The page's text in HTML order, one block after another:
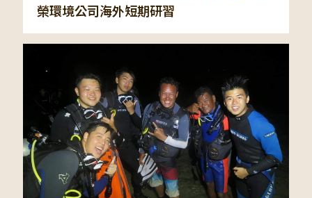
榮環境公司海外短期研習